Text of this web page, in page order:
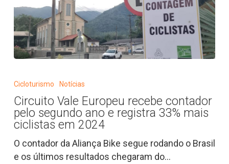
recebe
contador
pelo
segundo
ano
Cicloturismo Notícias
Circuito Vale Europeu recebe contador
pelo segundo ano e registra 33% mais
ciclistas em 2024
O contador da Aliança Bike segue rodando o Brasil
e os últimos resultados chegaram do…